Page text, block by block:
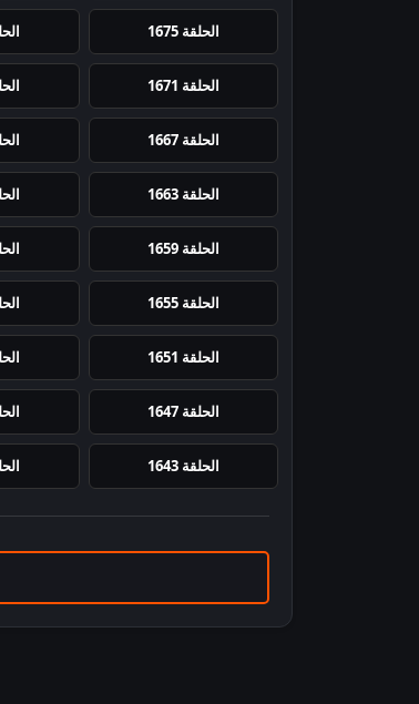
الحلقة 1675
الحلقة 1671
الحلقة 1667
الحلقة 1663
الحلقة 1659
الحلقة 1655
الحلقة 1651
الحلقة 1647
الحلقة 1643